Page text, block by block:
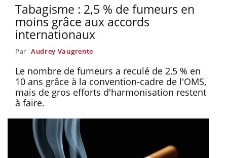
Tabagisme : 2,5 % de fumeurs en
moins grâce aux accords
internationaux
Par Audrey Vaugrente
Le nombre de fumeurs a reculé de 2,5 % en
10 ans grâce à la convention-cadre de l'OMS,
mais de gros efforts d'harmonisation restent
à faire.